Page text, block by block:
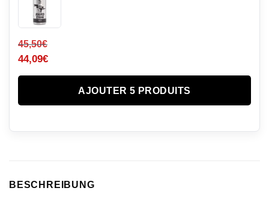
45,50€
44,09€
AJOUTER 5 PRODUITS
BESCHREIBUNG